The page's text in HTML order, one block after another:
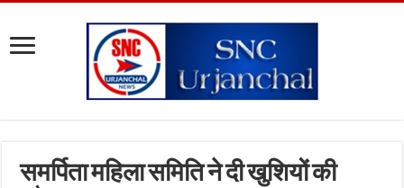
समर्पिता महिला समिति ने दी खुशियों की